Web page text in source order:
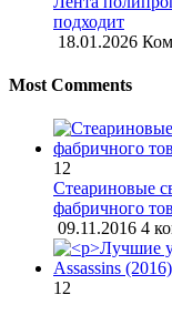
подходит
18.01.2026
Most Comments
12
Стеариновые
фабричного
09.11.2016 4
12